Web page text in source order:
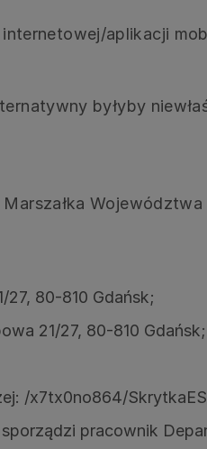
aplikacji
byłyby
Województwa
80-810 Gdańsk;
21/27, 80-810 Gdańsk;
/x7tx0no864/
pracownik